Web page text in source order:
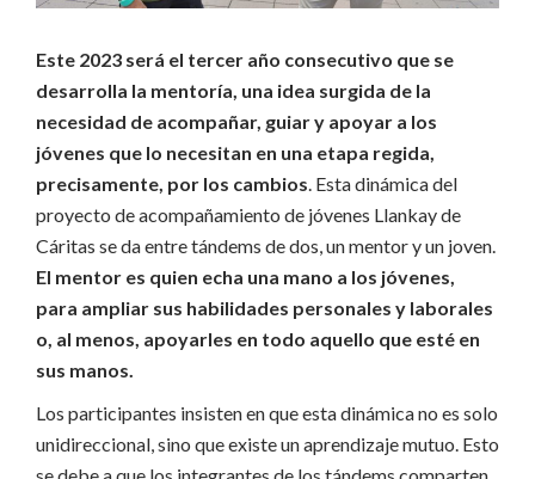
Este 2023 será el tercer año consecutivo que se
desarrolla la mentoría, una idea surgida de la
necesidad de acompañar, guiar y apoyar a los
jóvenes que lo necesitan en una etapa regida,
precisamente, por los cambios . Esta dinámica del
proyecto de acompañamiento de jóvenes Llankay de
Cáritas se da entre tándems de dos, un mentor y un joven.
El mentor es quien echa una mano a los jóvenes,
para ampliar sus habilidades personales y laborales
o, al menos, apoyarles en todo aquello que esté en
sus manos.
Los participantes insisten en que esta dinámica no es solo
unidireccional, sino que existe un aprendizaje mutuo. Esto
se debe a que los integrantes de los tándems comparten